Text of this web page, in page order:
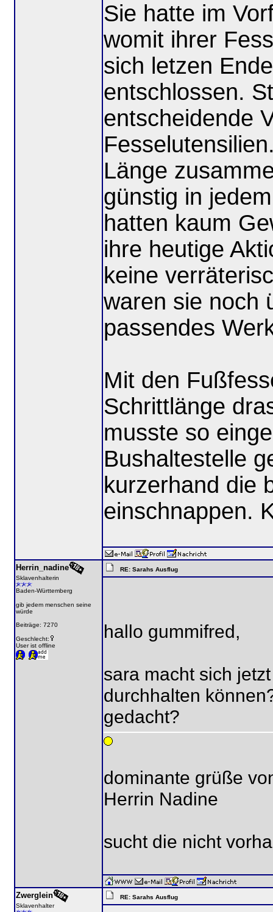
Sie hatte im
womit ihrer
sich letzen
entschlossen.
entscheidende
Länge
günstig in
hatten kaum
ihre heutige
keine
waren sie noch
passendes
Mit den
Schrittlänge
musste so
Bushaltestelle
kurzerhand die
einschnappen.
Herrin_nadine
Sklavenhalterin
Baden-Württemberg
gib jedem menschen seine
würde
Beiträge: 7270
Geschlecht:
User ist offline
RE: Sarahs Ausflug
hallo gummifred,
sara macht sich
durchhalten
gedacht?
dominante grüße
Herrin Nadine
sucht die nicht
Zwerglein
Sklavenhalter
RE: Sarahs Ausflug